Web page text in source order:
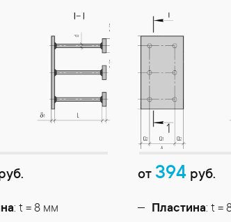
: t = 8 мм
от 394 руб.
Пластина: t =